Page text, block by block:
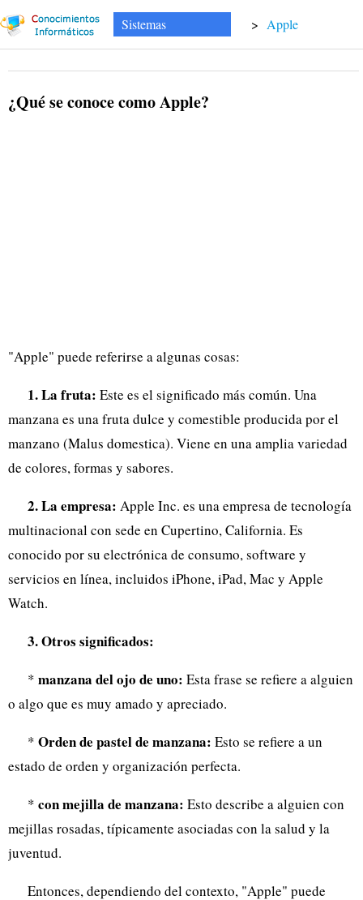
Sistemas > Apple
¿Qué se conoce como Apple?
"Apple" puede referirse a algunas cosas:
1. La fruta: Este es el significado más común. Una
manzana es una fruta dulce y comestible producida por el
manzano (Malus domestica). Viene en una amplia variedad
de colores, formas y sabores.
2. La empresa: Apple Inc. es una empresa de tecnología
multinacional con sede en Cupertino, California. Es
conocido por su electrónica de consumo, software y
servicios en línea, incluidos iPhone, iPad, Mac y Apple
Watch.
3. Otros significados:
* manzana del ojo de uno: Esta frase se refiere a alguien
o algo que es muy amado y apreciado.
* Orden de pastel de manzana: Esto se refiere a un
estado de orden y organización perfecta.
* con mejilla de manzana: Esto describe a alguien con
mejillas rosadas, típicamente asociadas con la salud y la
juventud.
Entonces, dependiendo del contexto, "Apple" puede